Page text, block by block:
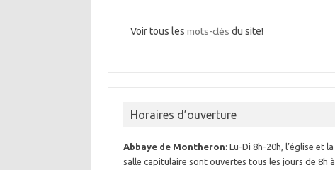
Voir tous les mots-clés du site!
Horaires d’ouverture
Abbaye de Montheron: Lu-Di 8h-20h, l’église et la
salle capitulaire sont ouvertes tous les jours de 8h à